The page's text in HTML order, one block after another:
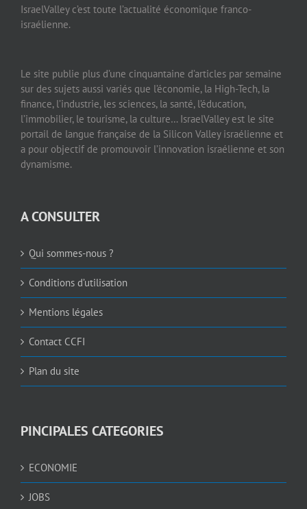
IsraelValley c’est toute l’actualité économique franco-
israélienne.
Le site publie plus d’une cinquantaine d’articles par semaine
sur des sujets aussi variés que l’économie, la High-Tech, la
finance, l’industrie, les sciences, la santé, l’éducation,
l’immobilier, le tourisme, la culture… IsraelValley est le site
portail de langue française de la Silicon Valley israélienne et
a pour objectif de promouvoir l’innovation israélienne et son
dynamisme.
A CONSULTER
Qui sommes-nous ?
Conditions d’utilisation
Mentions légales
Contact CCFI
Plan du site
PINCIPALES CATEGORIES
ECONOMIE
JOBS